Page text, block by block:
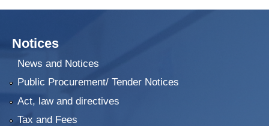
Notices
News and Notices
Public Procurement/ Tender Notices
Act, law and directives
Tax and Fees